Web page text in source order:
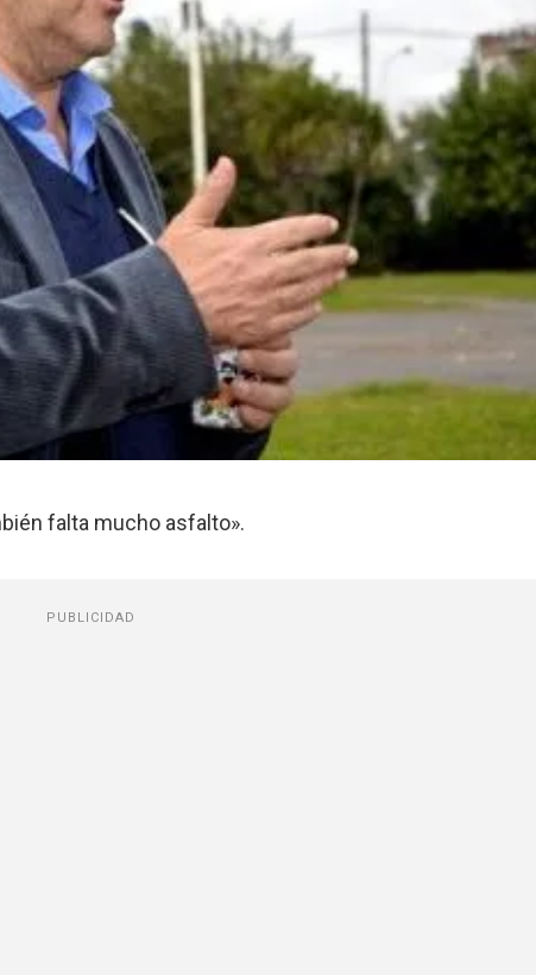
falta mucho asfalto».
PUBLICIDAD